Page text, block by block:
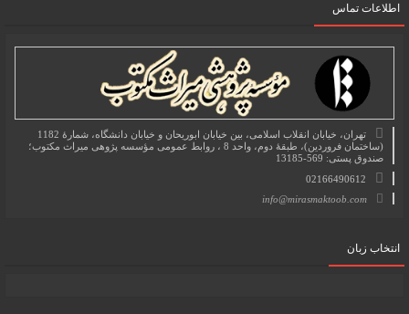
اطلاعات تماس
تهران، خیابان انقلاب اسلامی، بین خیابان ابوریحان و خیابان دانشگاه، شمارۀ 1182
(ساختمان فروردین)، طبقۀ دوم، واحد 8 ، روابط عمومی مؤسسه پژوهی میراث مکتوب؛
صندوق پستی: 569-13185
02166490612
info@mirasmaktoob.com
انتخاب زبان